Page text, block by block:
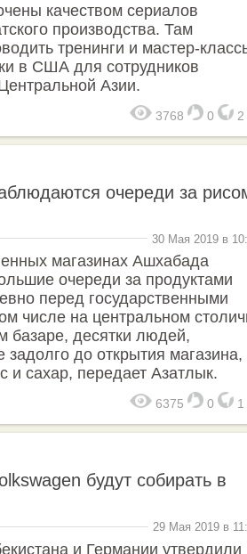
качеством сериалов
производства. Там
тренинги и мастер-
в США для сотрудников
Азии.
3768 0 2
очереди за
30 Мая 2019 в
магазинах Ашхабада
очереди за продуктами
перед государственными
числе на центральном
базаре, десятки людей,
до открытия магазина,
и сахар, передает Азатлык.
6375 0 1
будут собирать в
29 Мая 2019 в
и Германии утвердили